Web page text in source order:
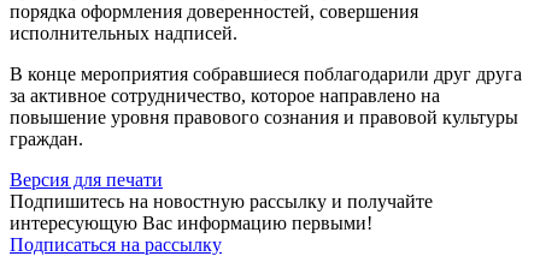
порядка оформления доверенностей, совершения
исполнительных надписей.
В конце мероприятия собравшиеся поблагодарили друг друга
за активное сотрудничество, которое направлено на
повышение уровня правового сознания и правовой культуры
граждан.
Версия для печати
Подпишитесь на новостную рассылку и получайте
интересующую Вас информацию первыми!
Подписаться на рассылку